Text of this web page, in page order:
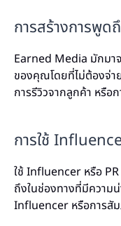
การสร้างการพูด
Earned Media มักมา
ของคุณโดยที่ไม่ต้องจ่า
การรีวิวจากลูกค้า หรือ
การใช้
ใช้ Influencer หรือ
ถึงในช่องทางที่มีความน่
Influencer หรือการสั